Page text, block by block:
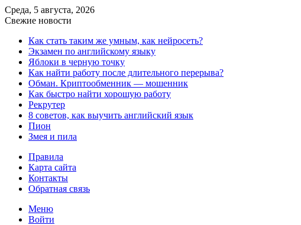
Среда, 5 августа, 2026
Свежие новости
Как стать таким же умным, как нейросеть?
Экзамен по английскому языку
Яблоки в черную точку
Как найти работу после длительного перерыва?
Обман. Криптообменник — мошенник
Как быстро найти хорошую работу
Рекрутер
8 советов, как выучить английский язык
Пион
Змея и пила
Правила
Карта сайта
Контакты
Обратная связь
Меню
Войти